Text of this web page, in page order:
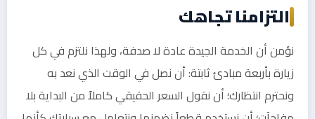
التزامنا تجاهك
نؤمن أن الخدمة الجيدة عادة لا صدفة، ولهذا نلتزم في كل
زيارة بأربعة مبادئ ثابتة: أن نصل في الوقت الذي نعد به
ونحترم انتظارك؛ أن نقول السعر الحقيقي كاملاً من البداية بلا